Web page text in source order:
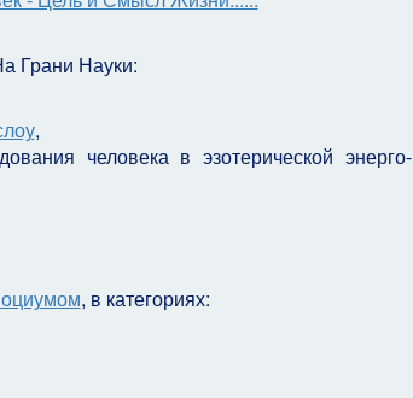
Грани Науки:
,
человека в эзотерической энерго-
, в категориях: